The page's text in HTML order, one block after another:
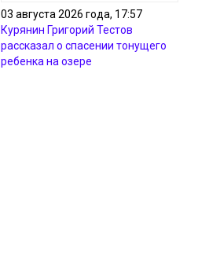
03 августа 2026 года, 17:57
Курянин Григорий Тестов
рассказал о спасении тонущего
ребенка на озере